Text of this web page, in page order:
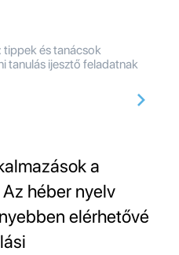
és tanácsok
tanulás ijesztő feladatnak
a
héber nyelv
elérhetővé